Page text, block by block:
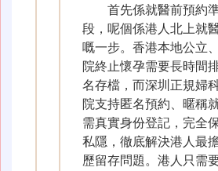
首先係就醫前預約
段，呢個係港人北上就
嘅一步。香港本地公立
院終止懷孕需要長時間
名存檔，而深圳正規婦
院支持匿名預約、暱稱
需真實身份登記，完全
私隱，徹底解決港人最
歷留存問題。港人只需